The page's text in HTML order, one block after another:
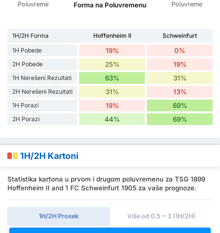
Poluvreme
Forma na Poluvremenu
Poluvreme
1H/2H Forma Hoffenheim II
Schweinfurt
1H Pobede
19% 0%
2H Pobede 25% 19%
1H Nerešeni Rezultati 63% 31%
2H Nerešeni Rezultati 31% 13%
1H Porazi 19% 69%
2H Porazi 44% 69%
1H/2H Kartoni
Statistika kartona u prvom i drugom poluvremenu za TSG 1899
Hoffenheim II and 1 FC Schweinfurt 1905 za vaše prognoze.
1H/2H Prosek Više od 0.5 ~ 3 (1H/2H)